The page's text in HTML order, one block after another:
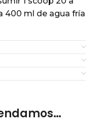
400 ml de agua fría